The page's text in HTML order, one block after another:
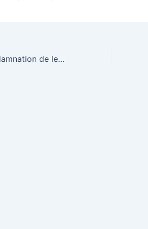
Au Tchad, la condamnation de leaders du GCAP ravive le débat sur les libertés politiques